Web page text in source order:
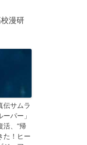
漫研
伝サムラ
ーパー」
活、“帰
た！ヒー